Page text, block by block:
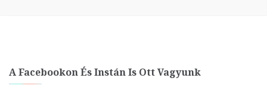
A Facebookon És Instán Is Ott Vagyunk